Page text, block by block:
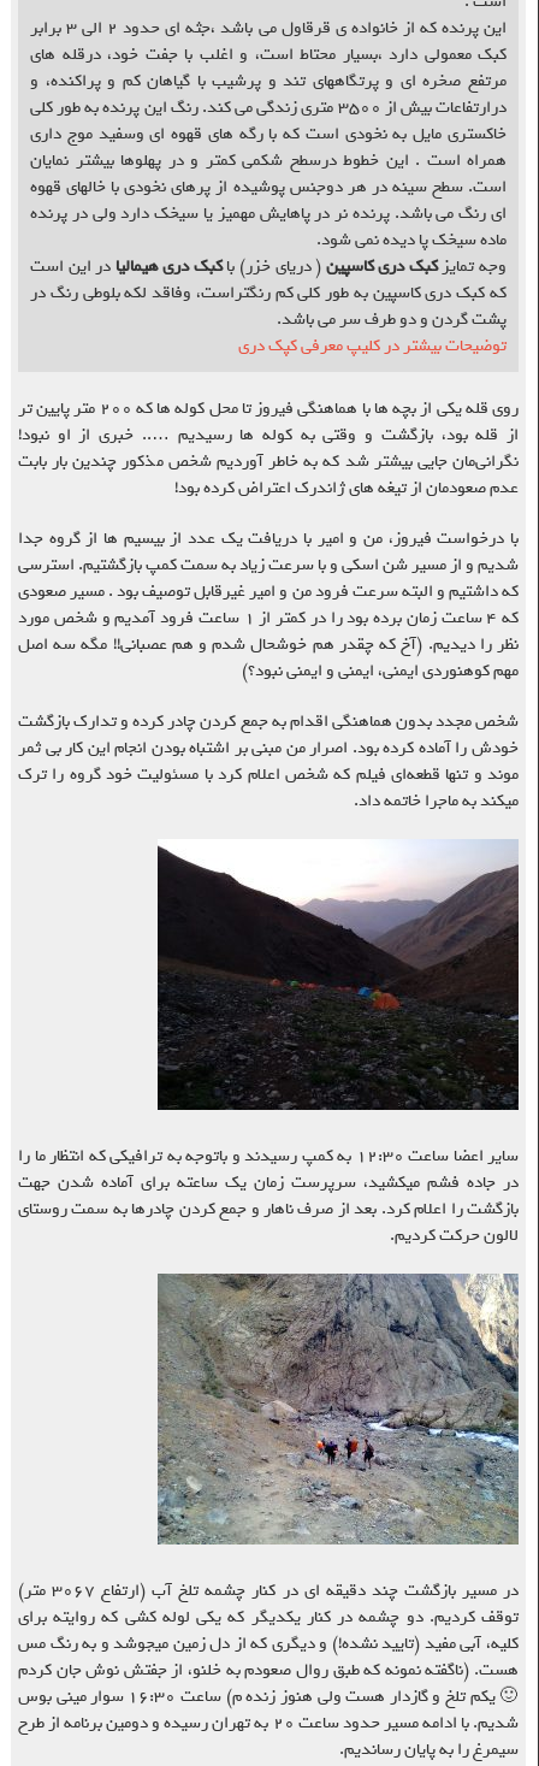
این پرنده که از خانواده ی قرقاول می باشد ،جثه ای حدود ۲ الی ۳ برابر
کبک معمولی دارد ،بسیار محتاط است، و اغلب با جفت خود، درقله های
مرتفع صخره ای و پرتگاههای تند و پرشیب با گیاهان کم و پراکنده، و
درارتفاعات بیش از ۳۵۰۰ متری زندگی می کند. رنگ این پرنده به طور کلی
خاکستری مایل به نخودی است که با رگه های قهوه ای وسفید موج داری
همراه است . این خطوط درسطح شکمی کمتر و در پهلوها بیشتر نمایان
است. سطح سینه در هر دوجنس پوشیده از پرهای نخودی با خالهای قهوه
ای رنگ می باشد. پرنده نر در پاهایش مهمیز یا سیخک دارد ولی در پرنده
ماده سیخک پا دیده نمی شود.
وجه تمایزکبک دری کاسپین( دریای خزر) باکبک دری هیمالیا در این است
که کبک دری کاسپین به طور کلی کم رنگتراست، وفاقد لکه بلوطی رنگ در
پشت گردن و دو طرف سر می باشد.
توضیحات بیشتر در کلیپ معرفی کپک دری
روی قله یکی از بچه ها با هماهنگی فیروز تا محل کوله ها که ۲۰۰ متر پایین تر
از قله بود، بازگشت و وقتی به کوله ها رسیدیم ….. خبری از او نبود!
نگرانی‌مان جایی بیشتر شد که به خاطر آوردیم شخص مذکور چندین بار بابت
عدم صعودمان از تیغه های ژاندرک اعتراض کرده بود!
با درخواست فیروز، من و امیر با دریافت یک عدد از بیسیم ها از گروه جدا
شدیم و از مسیر شن اسکی و با سرعت زیاد به سمت کمپ بازگشتیم. استرسی
که داشتیم و البته سرعت فرود من و امیر غیرقابل توصیف بود . مسیر صعودی
که ۴ ساعت زمان برده بود را در کمتر از ۱ ساعت فرود آمدیم و شخص مورد
نظر را دیدیم. (آخ که چقدر هم خوشحال شدم و هم عصبانی!! مگه سه اصل
مهم کوهنوردی ایمنی، ایمنی و ایمنی نبود؟)
شخص مجدد بدون هماهنگی اقدام به جمع کردن چادر کرده و تدارک بازگشت
خودش را آماده کرده بود. اصرار من مبنی بر اشتباه بودن انجام این کار بی ثمر
موند و تنها قطعه‌ای فیلم که شخص اعلام کرد با مسئولیت خود گروه را ترک
میکند به ماجرا خاتمه داد.
سایر اعضا ساعت ۱۲:۳۰ به کمپ رسیدند و باتوجه به ترافیکی که انتظار ما را
در جاده فشم میکشید، سرپرست زمان یک ساعته برای آماده شدن جهت
بازگشت را اعلام کرد. بعد از صرف ناهار و جمع کردن چادرها به سمت روستای
لالون حرکت کردیم.
در مسیر بازگشت چند دقیقه ای در کنار چشمه تلخ آب (ارتفاع ۳۰۶۷ متر)
توقف کردیم. دو چشمه در کنار یکدیگر که یکی لوله کشی که روایته برای
کلیه، آبی مفید (تایید نشده!) و دیگری که از دل زمین میجوشد و به رنگ مس
هست. (ناگفته نمونه که طبق روال صعودم به خلنو، از جفتش نوش جان کردم
🙂 یکم تلخ و گازدار هست ولی هنوز زنده م) ساعت ۱۶:۳۰ سوار مینی بوس
شدیم. با ادامه مسیر حدود ساعت ۲۰ به تهران رسیده و دومین برنامه از طرح
سیمرغ را به پایان رساندیم.